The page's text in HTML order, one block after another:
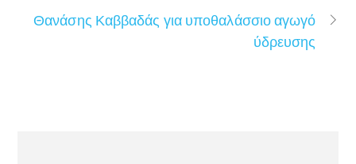
Θανάσης Καββαδάς για υποθαλάσσιο αγωγό
ύδρευσης